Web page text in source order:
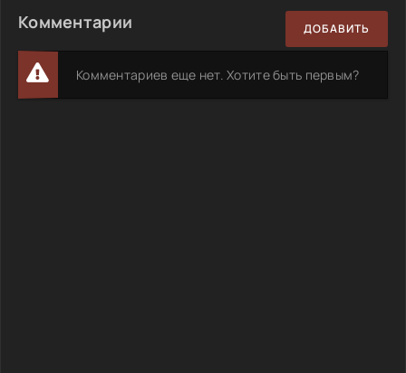
Комментарии ДОБАВИТЬ
Комментариев еще нет. Хотите быть первым?